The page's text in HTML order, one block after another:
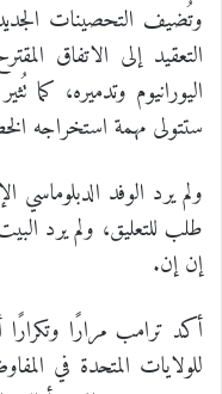
وتُضيف التحصينات
التعقيد إلى الاتفاق
اليورانيوم وتدميره، كما
ستتولى مهمة استخراجه
ولم يرد الوفد الدبلوماسي
طلب للتعليق، ولم يرد
إن إن.
أكد ترامب مرارًا وتكرارًا
للولايات المتحدة في